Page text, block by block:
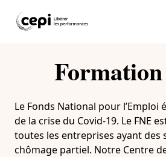
Le Fonds National pour l’Emploi
de la crise du Covid-19. Le FNE
toutes les entreprises ayant des
chômage partiel. Notre Centre